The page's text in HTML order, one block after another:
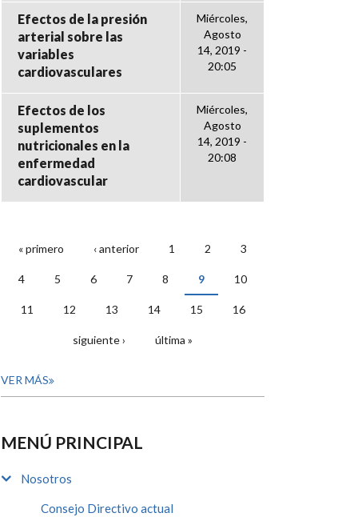
Efectos de la presión
arterial sobre las
variables
cardiovasculares
Miércoles,
Agosto
14, 2019 -
20:05
Efectos de los
suplementos
nutricionales en la
enfermedad
cardiovascular
Miércoles,
Agosto
14, 2019 -
20:08
PÁGINAS
« primero ‹ anterior 1 2 3
4 5 6 7 8 9 10
11 12 13 14 15 16
siguiente › última »
VER MÁS
MENÚ PRINCIPAL
Nosotros
Consejo Directivo actual